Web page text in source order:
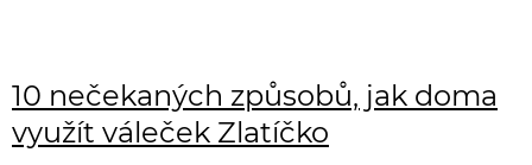
10 nečekaných způsobů, jak doma
využít váleček Zlatíčko